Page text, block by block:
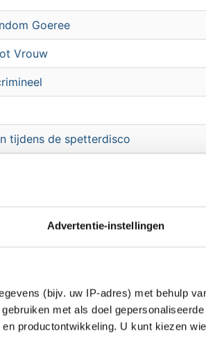
Advertentie-instellingen
(bijv. uw IP-adres) met behulp
met als doel
productontwikkeling. U kunt kiezen
Goeree
Vrouw
tijdens de spetterdisco